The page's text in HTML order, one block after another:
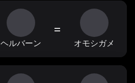
ヘルバーン
=
オモシガメ